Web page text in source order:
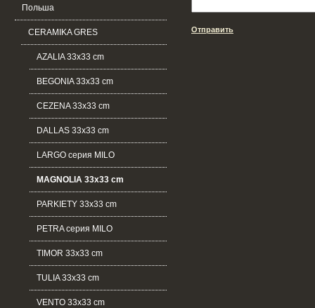
Польша
CERAMIKA GRES
AZALIA 33x33 cm
BEGONIA 33х33 cm
CEZENA 33x33 cm
DALLAS 33x33 cm
LARGO серия MILO
MAGNOLIA 33x33 cm
PARKIETY 33х33 cm
PETRA серия MILO
TIMOR 33x33 cm
TULIA 33x33 cm
VENTO 33x33 cm
Отправить